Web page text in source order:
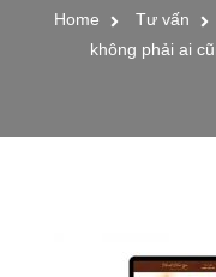
Home Tư vấn
không phải ai